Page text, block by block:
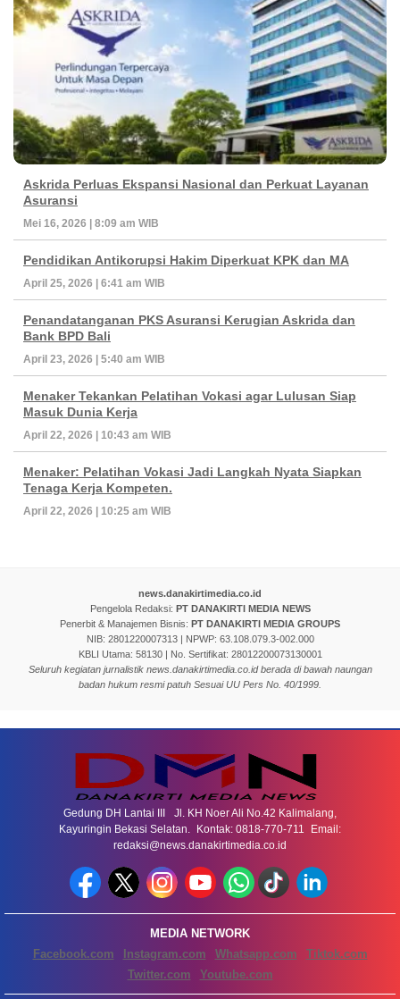
Askrida Perluas Ekspansi Nasional dan Perkuat Layanan
Asuransi
Mei 16, 2026 | 8:09 am WIB
Pendidikan Antikorupsi Hakim Diperkuat KPK dan MA
April 25, 2026 | 6:41 am WIB
Penandatanganan PKS Asuransi Kerugian Askrida dan
Bank BPD Bali
April 23, 2026 | 5:40 am WIB
Menaker Tekankan Pelatihan Vokasi agar Lulusan Siap
Masuk Dunia Kerja
April 22, 2026 | 10:43 am WIB
Menaker: Pelatihan Vokasi Jadi Langkah Nyata Siapkan
Tenaga Kerja Kompeten.
April 22, 2026 | 10:25 am WIB
news.danakirtimedia.co.id
Pengelola Redaksi: PT DANAKIRTI MEDIA NEWS
Penerbit & Manajemen Bisnis: PT DANAKIRTI MEDIA GROUPS
NIB: 2801220007313 | NPWP: 63.108.079.3-002.000
KBLI Utama: 58130 | No. Sertifikat: 28012200073130001
Seluruh kegiatan jurnalistik news.danakirtimedia.co.id berada di bawah naungan
badan hukum resmi patuh Sesuai UU Pers No. 40/1999.
Gedung DH Lantai III Jl. KH Noer Ali No.42 Kalimalang,
Kayuringin Bekasi Selatan. Kontak: 0818-770-711 Email:
redaksi@news.danakirtimedia.co.id
MEDIA NETWORK
Facebook.com
Instagram.com Whatsapp.com
Tiktok.com
Twitter.com
Youtube.com